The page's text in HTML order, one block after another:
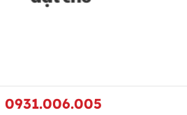
0931.006.005